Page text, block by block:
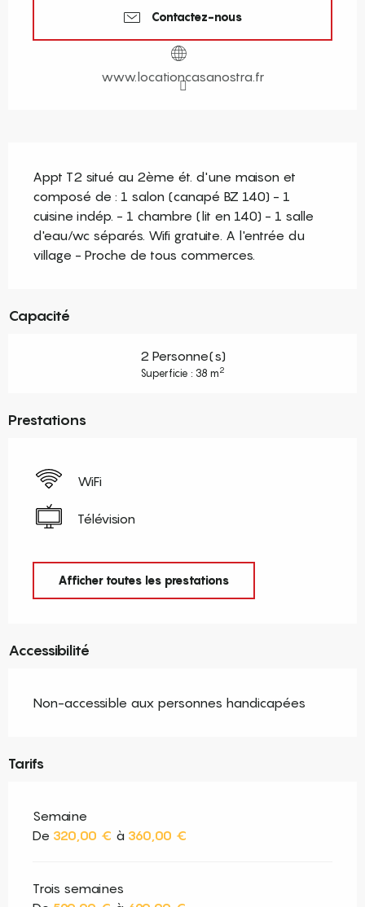
Contactez-nous
www.locationcasanostra.fr
Appt T2 situé au 2ème ét. d'une maison et
composé de : 1 salon (canapé BZ 140) - 1
cuisine indép. - 1 chambre (lit en 140) - 1 salle
d'eau/wc séparés. Wifi gratuite. A l'entrée du
village - Proche de tous commerces.
Capacité
2 Personne(s)
Superficie : 38 m2
Prestations
WiFi
Télévision
Afficher toutes les prestations
Accessibilité
Non-accessible aux personnes handicapées
Tarifs
Semaine
De 320,00 € à 360,00 €
Trois semaines